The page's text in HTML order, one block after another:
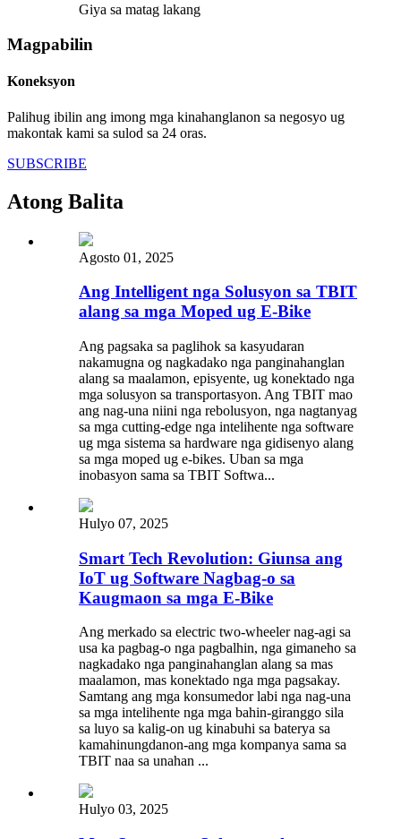
Giya sa matag lakang
Magpabilin
Koneksyon
Palihug ibilin ang imong mga kinahanglanon sa negosyo ug
makontak kami sa sulod sa 24 oras.
SUBSCRIBE
Atong Balita
Agosto 01, 2025
Ang Intelligent nga Solusyon sa TBIT
alang sa mga Moped ug E-Bike
Ang pagsaka sa paglihok sa kasyudaran
nakamugna og nagkadako nga panginahanglan
alang sa maalamon, episyente, ug konektado nga
mga solusyon sa transportasyon. Ang TBIT mao
ang nag-una niini nga rebolusyon, nga nagtanyag
sa mga cutting-edge nga intelihente nga software
ug mga sistema sa hardware nga gidisenyo alang
sa mga moped ug e-bikes. Uban sa mga
inobasyon sama sa TBIT Softwa...
Hulyo 07, 2025
Smart Tech Revolution: Giunsa ang
IoT ug Software Nagbag-o sa
Kaugmaon sa mga E-Bike
Ang merkado sa electric two-wheeler nag-agi sa
usa ka pagbag-o nga pagbalhin, nga gimaneho sa
nagkadako nga panginahanglan alang sa mas
maalamon, mas konektado nga mga pagsakay.
Samtang ang mga konsumedor labi nga nag-una
sa mga intelihente nga mga bahin-giranggo sila
sa luyo sa kalig-on ug kinabuhi sa baterya sa
kamahinungdanon-ang mga kompanya sama sa
TBIT naa sa unahan ...
Hulyo 03, 2025